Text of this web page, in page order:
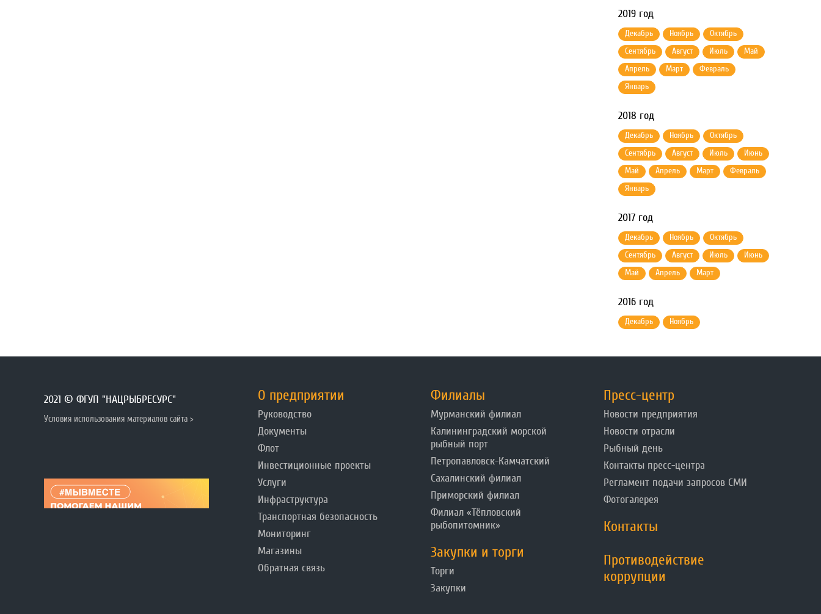
2019 год
Декабрь Ноябрь
Октябрь
Сентябрь
Август Июль
Май
Апрель
Март
Февраль
Январь
2018 год
Декабрь Ноябрь
Октябрь
Сентябрь
Август Июль
Июнь
Май
Апрель Март
Февраль
Январь
2017 год
Декабрь Ноябрь
Октябрь
Сентябрь
Август Июль
Июнь
Май
Апрель Март
2016 год
Декабрь Ноябрь
2021 © ФГУП "НАЦРЫБРЕСУРС"
Условия использования материалов сайта >
О предприятии
Руководство
Документы
Флот
Инвестиционные проекты
Услуги
Инфраструктура
Транспортная безопасность
Мониторинг
Магазины
Обратная связь
Филиалы
Мурманский филиал
Калининградский морской
рыбный порт
Петропавловск-Камчатский
Сахалинский филиал
Приморский филиал
Филиал «Тёпловский
рыбопитомник»
Закупки и торги
Торги
Закупки
Пресс-центр
Новости предприятия
Новости отрасли
Рыбный день
Контакты пресс-центра
Регламент подачи запросов СМИ
Фотогалерея
Контакты
Противодействие
коррупции